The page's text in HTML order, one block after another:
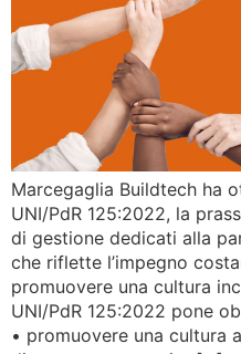
Marcegaglia Buildtech ha
UNI/PdR 125:2022, la
di gestione dedicati alla
che riflette l’impegno
promuovere una cultura
UNI/PdR 125:2022 pone
• promuovere una cultura